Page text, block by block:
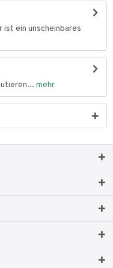
ein unscheinbares
mehr